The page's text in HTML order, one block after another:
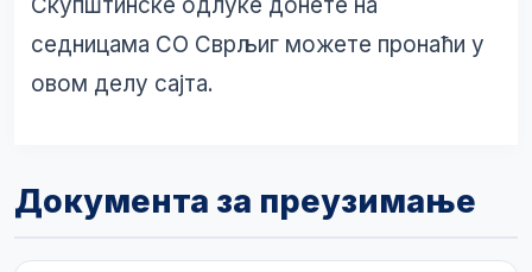
седницама СО Сврљиг можете пронаћи у
овом делу сајта.
Документа за преузимање